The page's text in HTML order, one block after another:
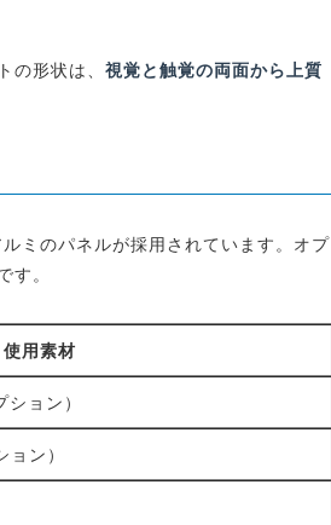
の形状は、視覚と触覚の両面から上質
ミのパネルが採用されています。オプ
。
使用素材
ョン）
ン）